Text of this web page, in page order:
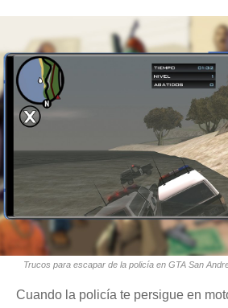
Trucos para escapar de la policía en GTA San
Cuando la policía te persigue en